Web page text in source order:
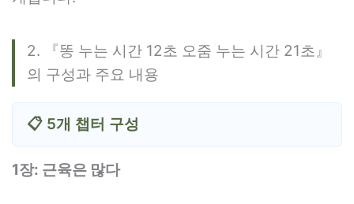
2. 『똥 누는 시간 12초 오줌 누는 시간 21초』
의 구성과 주요 내용
📋 5개 챕터 구성
1장: 근육은 많다